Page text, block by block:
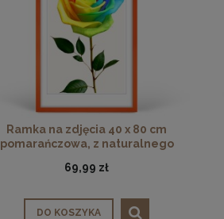
Ramka na zdjęcia 40 x 80 cm
pomarańczowa, z naturalnego
69,99 zł
DO KOSZYKA